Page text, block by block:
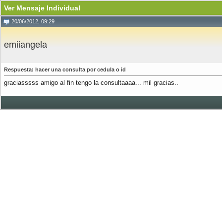
Ver Mensaje Individual
20/06/2012, 09:29
emiiangela
Respuesta: hacer una consulta por cedula o id
graciasssss amigo al fin tengo la consultaaaa... mil gracias..